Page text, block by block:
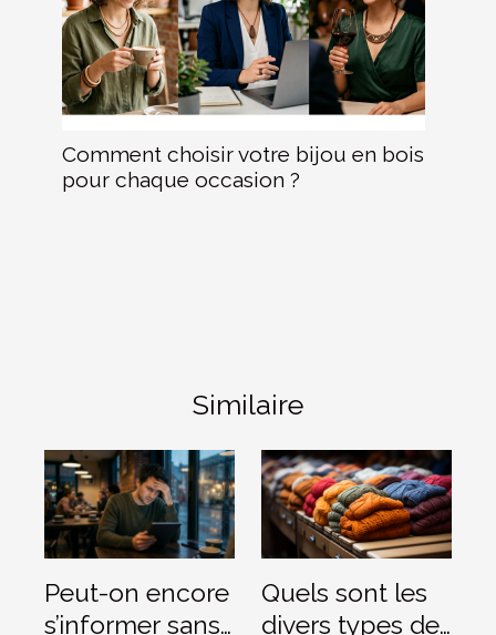
Comment choisir votre bijou en bois
pour chaque occasion ?
Similaire
Peut-on encore
s’informer sans
Quels sont les
divers types de